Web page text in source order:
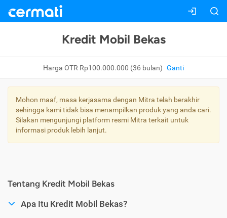
Kredit Mobil Bekas
Harga OTR Rp100.000.000 (36 bulan) Ganti
Mohon maaf, masa kerjasama dengan Mitra telah berakhir
sehingga kami tidak bisa menampilkan produk yang anda cari.
Silakan mengunjungi platform resmi Mitra terkait untuk
informasi produk lebih lanjut.
Tentang Kredit Mobil Bekas
Apa Itu Kredit Mobil Bekas?